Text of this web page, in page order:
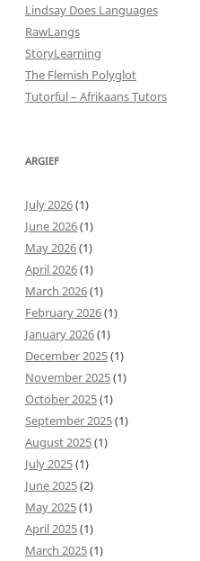
Lindsay Does Languages
RawLangs
StoryLearning
The Flemish Polyglot
Tutorful – Afrikaans Tutors
ARGIEF
July 2026(1)
June 2026(1)
May 2026(1)
April 2026(1)
March 2026(1)
February 2026(1)
January 2026(1)
December 2025(1)
November 2025(1)
October 2025(1)
September 2025(1)
August 2025(1)
July 2025(1)
June 2025(2)
May 2025(1)
April 2025(1)
March 2025(1)